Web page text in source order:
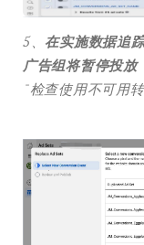
5、 在实施数据追
广告组将暂停投放
ˉ检查使用不可用